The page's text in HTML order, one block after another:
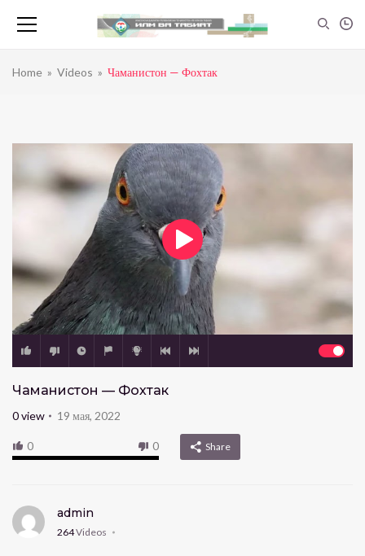
Home » Videos » Чаманистон — Фохтак
Чаманистон — Фохтак
0view 19 мая, 2022
0 0 Share
admin
264Videos